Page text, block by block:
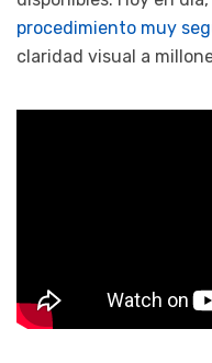
procedimiento muy
claridad visual a